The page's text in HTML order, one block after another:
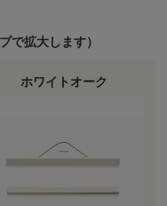
で拡大します）
ホワイトオーク